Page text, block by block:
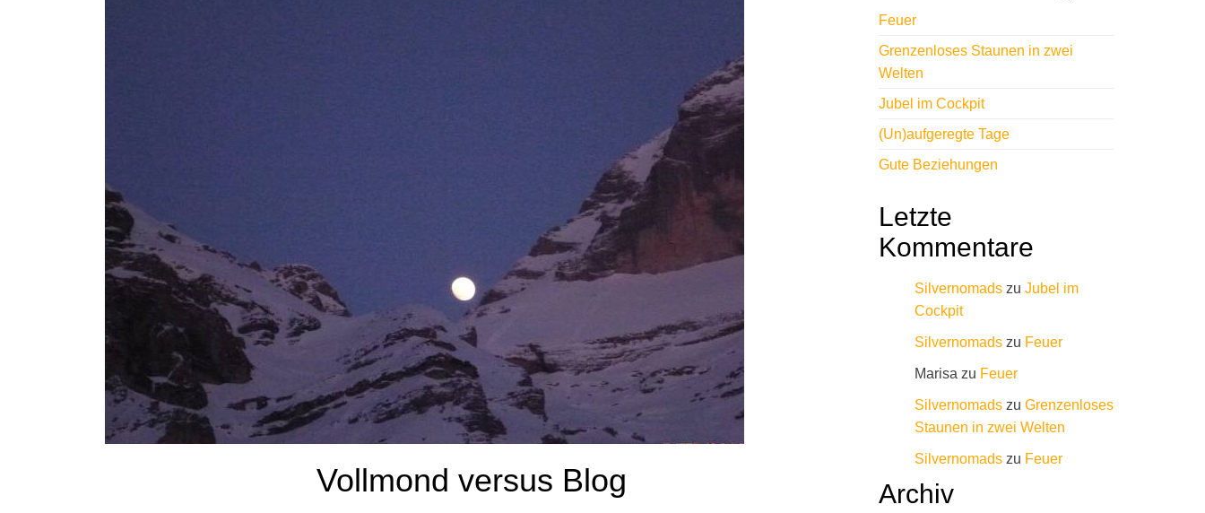
Vollmond versus Blog
Feuer
Grenzenloses Staunen in zwei
Welten
Jubel im Cockpit
(Un)aufgeregte Tage
Gute Beziehungen
Letzte
Kommentare
Silvernomadszu Jubel im
Cockpit
Silvernomadszu Feuer
Marisa zu Feuer
Silvernomadszu Grenzenloses
Staunen in zwei Welten
Silvernomadszu Feuer
Archiv